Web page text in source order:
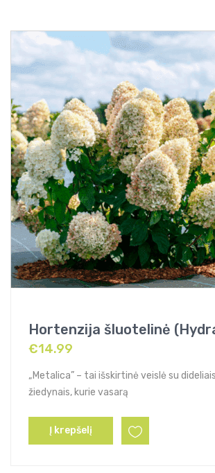
€14.99
„Metalica” – tai išskirtinė veislė su
žiedynais, kurie vasarą
Į krepšelį